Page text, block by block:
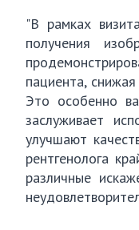
"В рамках
получения
пациента,
Это особенно
заслуживает
улучшают
рентгенолога
различные